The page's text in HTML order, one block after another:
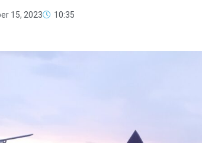
15, 2023 10:35